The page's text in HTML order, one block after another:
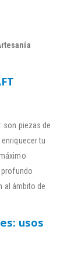
son piezas de
tu
al ámbito de
usos